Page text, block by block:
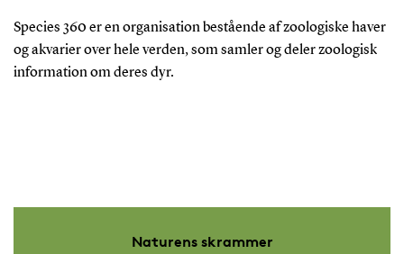
Species 360 er en organisation bestående af zoologiske haver
og akvarier over hele verden, som samler og deler zoologisk
information om deres dyr.
Naturens skrammer